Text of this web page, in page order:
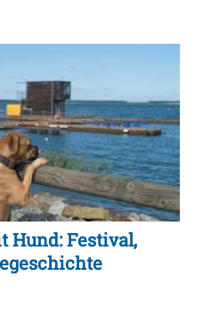
Hund: Festival,